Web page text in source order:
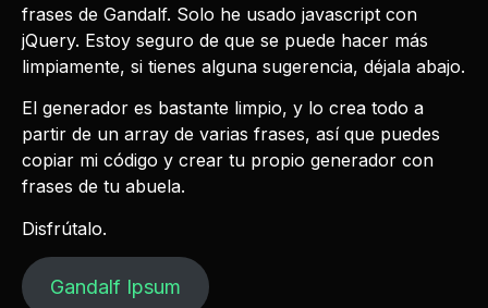
frases de Gandalf. Solo he usado javascript con
jQuery. Estoy seguro de que se puede hacer más
limpiamente, si tienes alguna sugerencia, déjala abajo.
El generador es bastante limpio, y lo crea todo a
partir de un array de varias frases, así que puedes
copiar mi código y crear tu propio generador con
frases de tu abuela.
Disfrútalo.
Gandalf Ipsum